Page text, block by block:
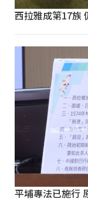
西拉雅成第17族
平埔專法已施行